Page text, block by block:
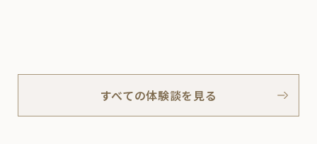
すべての体験談を見る